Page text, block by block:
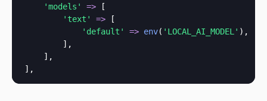
'models'
=> [
'text'
=> [
'default'
=> env( 'LOCAL_AI_MODEL' ),
        ],
    ],